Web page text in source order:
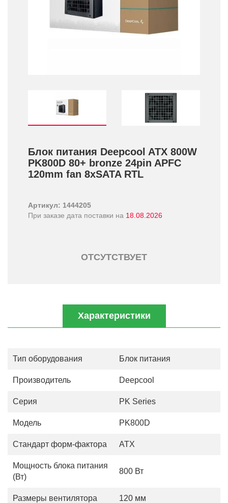
Блок питания Deepcool ATX 800W
PK800D 80+­ bronze 24pin APFC
120mm fan 8xSATA RTL
Артикул: 1444205
При заказе дата поставки на 18.08.2026
ОТСУТСТВУЕТ
Характеристики
Тип оборудования Блок питания
Производитель Deepcool
Серия PK Series
Модель PK800D
Стандарт форм-фактора АТХ
Мощность блока питания
(Вт)
800 Вт
Размеры вентилятора 120 мм